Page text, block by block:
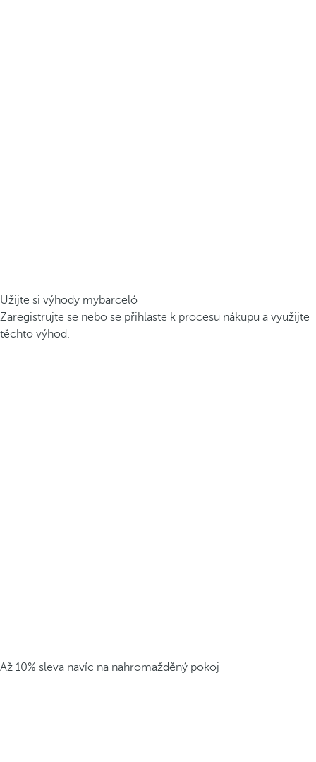
Užijte si výhody mybarceló
Zaregistrujte se nebo se přihlaste k procesu nákupu a využijte
těchto výhod.
Až 10% sleva navíc na nahromažděný pokoj